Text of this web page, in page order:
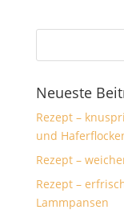
Neueste
Rezept –
und
Rezept –
Rezept –
Lammpansen